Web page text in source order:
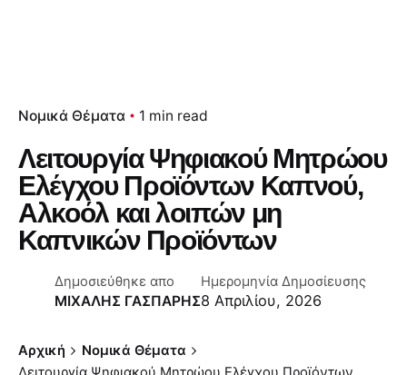
Νομικά Θέματα 1 min read
Λειτουργία Ψηφιακού Μητρώου
Ελέγχου Προϊόντων Καπνού,
Αλκοόλ και λοιπών μη
Καπνικών Προϊόντων
Δημοσιεύθηκε απο
ΜΙΧΑΛΗΣ ΓΑΣΠΑΡΗΣ
Ημερομηνία Δημοσίευσης
8 Απριλίου, 2026
Αρχική
Νομικά Θέματα